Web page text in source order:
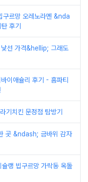
구르망 오레노라멘 &nda
후기
선 가격&hellip; 그래도
이애슐리 후기 - 홈파티
기치킨 문정점 탐방기
곳 &ndash; 금바위 감자
랭 빕구르망 가락동 옥돌